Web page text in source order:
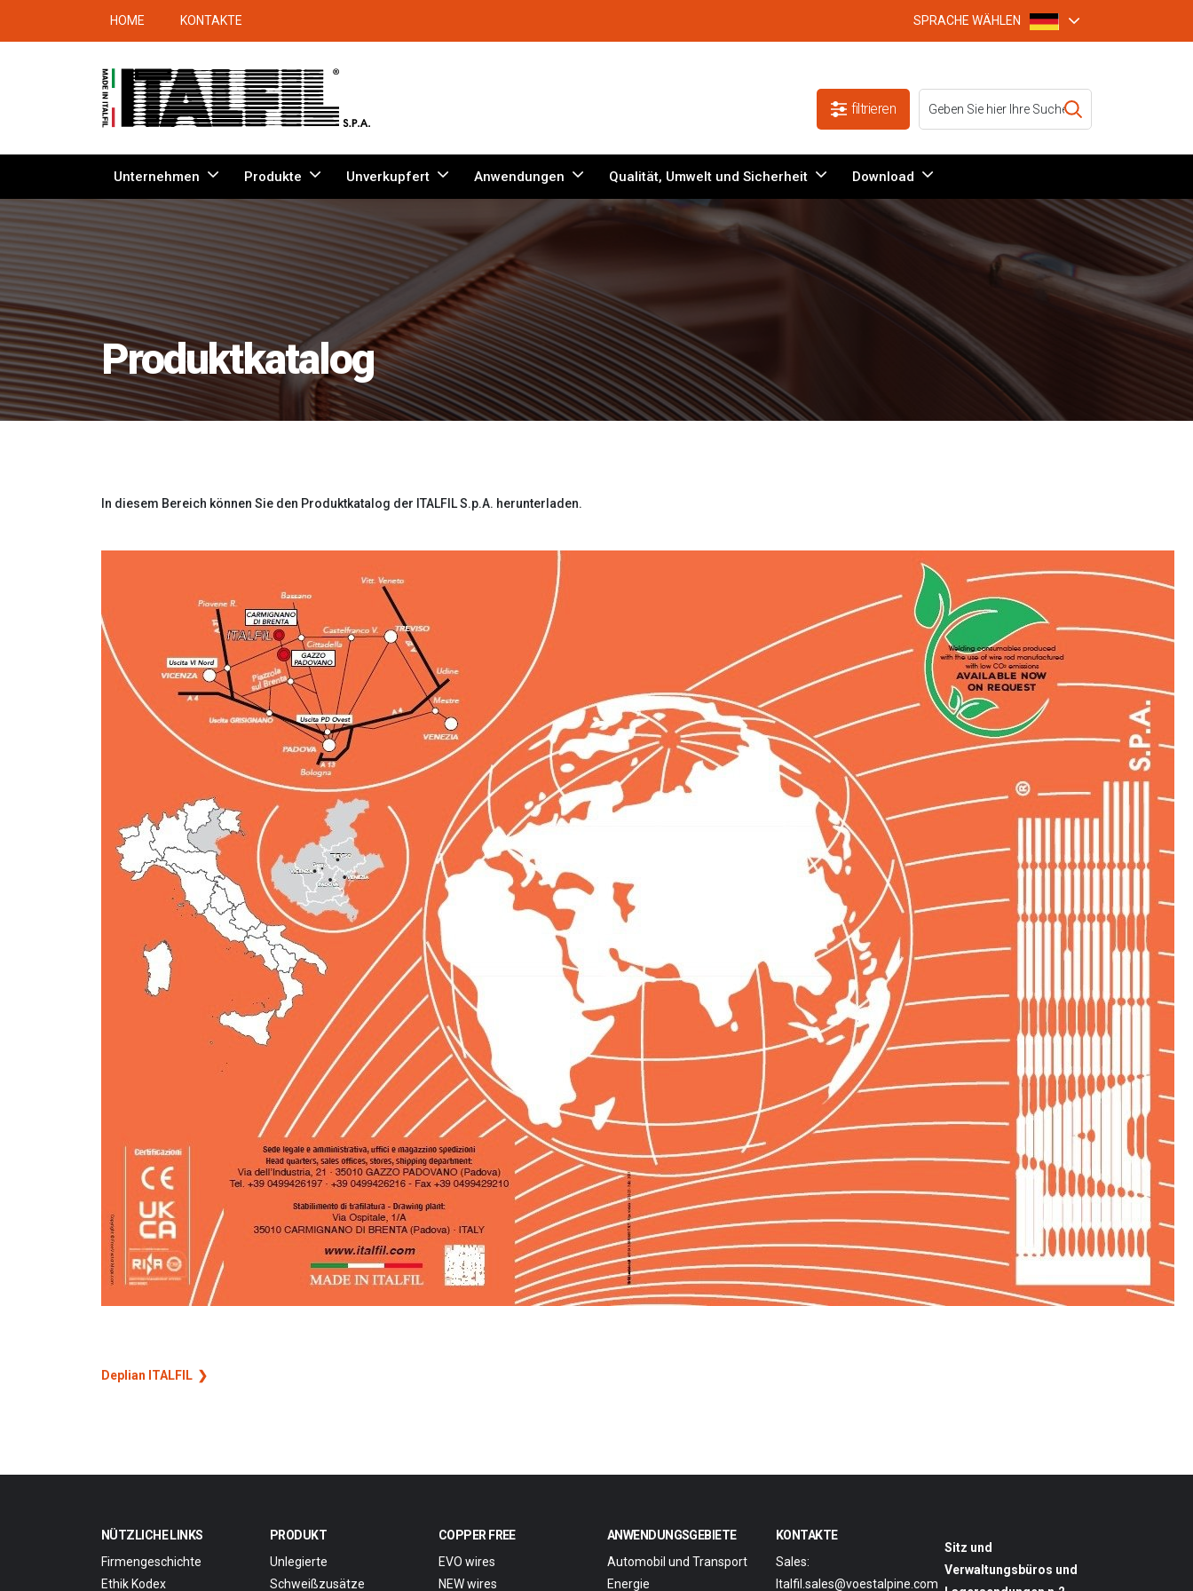
HOME KONTAKTE SPRACHE WÄHLEN
filtrieren
Unternehmen Produkte Unverkupfert Anwendungen Qualität, Umwelt und Sicherheit Download
Produktkatalog
In diesem Bereich können Sie den Produktkatalog der ITALFIL S.p.A. herunterladen.
Deplian ITALFIL
NÜTZLICHE LINKS
Firmengeschichte
Ethik Kodex
PRODUKT
Unlegierte
Schweißzusätze
COPPER FREE
EVO wires
NEW wires
ANWENDUNGSGEBIETE
Automobil und Transport
Energie
KONTAKTE
Sales:
Italfil.sales@voestalpine.com
Sitz und
Verwaltungsbüros und